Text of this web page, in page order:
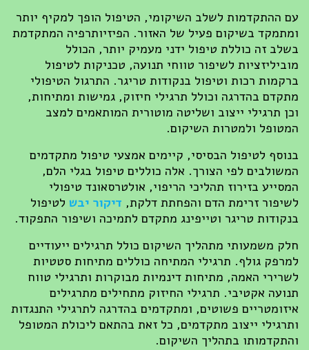
עם ההתקדמות לשלב השיקומי, הטיפול הופך למקיף יותר
ומתמקד בשיקום פעיל של האזור. הפיזיותרפיה המתקדמת
בשלב זה כוללת טיפול ידני מעמיק יותר, הכולל
מוביליזציות לשיפור טווחי תנועה, טכניקות לטיפול
ברקמות רכות וטיפול בנקודות טריגר. התרגול הטיפולי
מתקדם בהדרגה וכולל תרגילי חיזוק, גמישות ומתיחות,
וכן תרגילי ייצוב ושליטה מוטורית המותאמים למצב
המטופל ולמטרות השיקום.
בנוסף לטיפול הבסיסי, קיימים אמצעי טיפול מתקדמים
המשולבים לפי הצורך. אלה כוללים טיפול בגלי הלם,
המסייע בזירוז תהליכי הריפוי, אולטרסאונד טיפולי
לשיפור זרימת הדם והפחתת דלקת, דיקור יבשלטיפול
בנקודות טריגר וטייפינג מתקדם לתמיכה ושיפור התפקוד.
חלק משמעותי מתהליך השיקום כולל תרגילים ייעודיים
למרפק גולף. תרגילי המתיחה כוללים מתיחות סטטיות
לשרירי האמה, מתיחות דינמיות מבוקרות ותרגילי טווח
תנועה אקטיבי. תרגילי החיזוק מתחילים מתרגילים
איזומטריים פשוטים, ומתקדמים בהדרגה לתרגילי התנגדות
ותרגילי ייצוב מתקדמים, כל זאת בהתאם ליכולת המטופל
והתקדמותו בתהליך השיקום.